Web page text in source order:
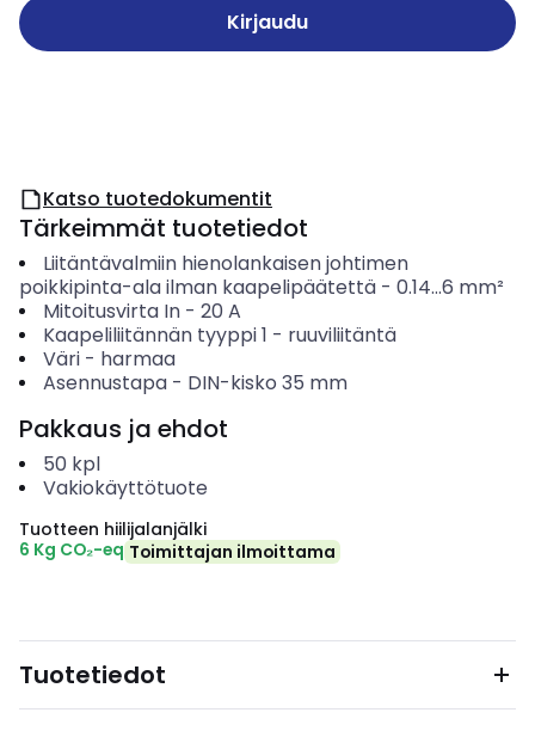
Kirjaudu
Katso tuotedokumentit
Tärkeimmät tuotetiedot
Liitäntävalmiin hienolankaisen johtimen
poikkipinta-ala ilman kaapelipäätettä - 0.14...6 mm²
Mitoitusvirta In- 20 A
Kaapeliliitännän tyyppi 1 - ruuviliitäntä
Väri- harmaa
Asennustapa- DIN-kisko 35 mm
Pakkaus ja ehdot
50 kpl
Vakiokäyttötuote
Tuotteen hiilijalanjälki
6 Kg CO₂-eq Toimittajan ilmoittama
Tuotetiedot